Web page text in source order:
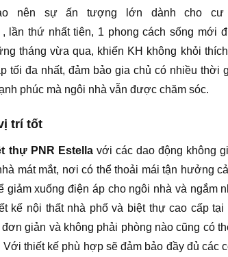
nên sự ấn tượng lớn dành cho
, lần thứ nhất tiên, 1 phong cách sống mới
tháng vừa qua, khiến KH không khỏi
tối đa nhất, đảm bảo gia chủ có nhiều thời
phúc mà ngôi nhà vẫn được chăm sóc.
trí tốt
thự PNR Estellavới các dao động không
mát mắt, nơi có thể thoải mái tận hưởng
giảm xuống điện áp cho ngôi nhà và
kế nội thất nhà phố và biệt thự cao cấp
giản và không phải phòng nào cũng có
thiết kế phù hợp sẽ đảm bảo đầy đủ các